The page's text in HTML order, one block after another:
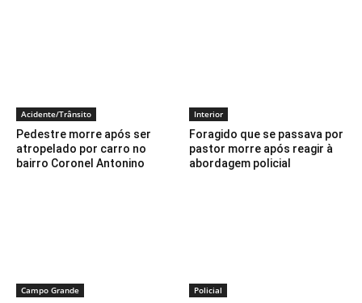
Acidente/Trânsito
Pedestre morre após ser
atropelado por carro no
bairro Coronel Antonino
Interior
Foragido que se passava por
pastor morre após reagir à
abordagem policial
Campo Grande Policial